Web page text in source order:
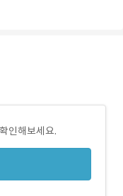
인해보세요.